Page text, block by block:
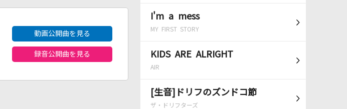
I'm a mess
MY FIRST STORY
KIDS ARE ALRIGHT
AIR
[生音]ドリフのズンドコ節
ザ・ドリフターズ
動画公開曲を見る
録音公開曲を見る